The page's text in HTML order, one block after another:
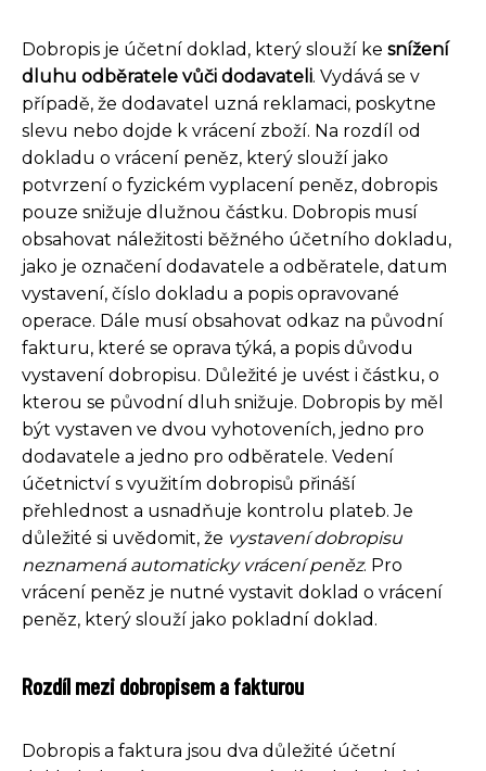
Dobropis je účetní doklad, který slouží ke snížení
dluhu odběratele vůči dodavateli. Vydává se v
případě, že dodavatel uzná reklamaci, poskytne
slevu nebo dojde k vrácení zboží. Na rozdíl od
dokladu o vrácení peněz, který slouží jako
potvrzení o fyzickém vyplacení peněz, dobropis
pouze snižuje dlužnou částku. Dobropis musí
obsahovat náležitosti běžného účetního dokladu,
jako je označení dodavatele a odběratele, datum
vystavení, číslo dokladu a popis opravované
operace. Dále musí obsahovat odkaz na původní
fakturu, které se oprava týká, a popis důvodu
vystavení dobropisu. Důležité je uvést i částku, o
kterou se původní dluh snižuje. Dobropis by měl
být vystaven ve dvou vyhotoveních, jedno pro
dodavatele a jedno pro odběratele. Vedení
účetnictví s využitím dobropisů přináší
přehlednost a usnadňuje kontrolu plateb. Je
důležité si uvědomit, že vystavení dobropisu
neznamená automaticky vrácení peněz. Pro
vrácení peněz je nutné vystavit doklad o vrácení
peněz, který slouží jako pokladní doklad.
Rozdíl mezi dobropisem a fakturou
Dobropis a faktura jsou dva důležité účetní